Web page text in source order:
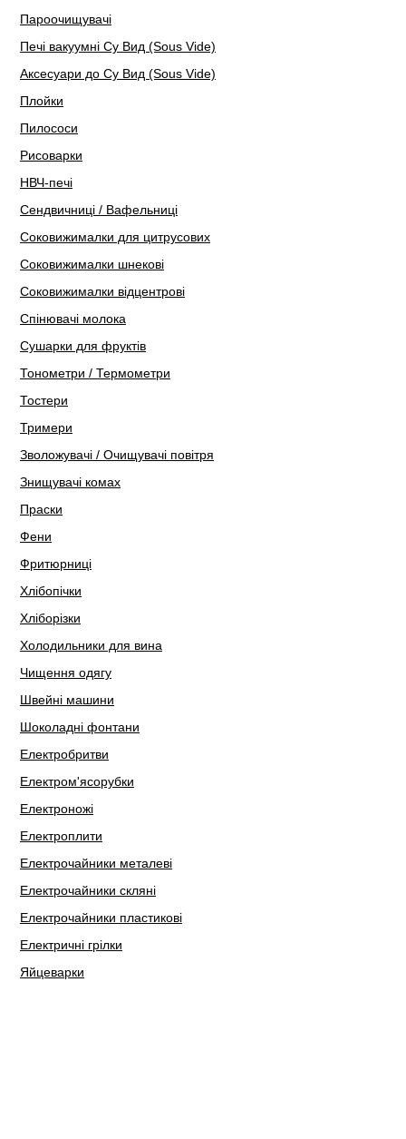
Пароочищувачі
Печі вакуумні Су Вид (Sous Vide)
Аксесуари до Су Вид (Sous Vide)
Плойки
Пилососи
Рисоварки
НВЧ-печі
Сендвичниці / Вафельниці
Соковижималки для цитрусових
Соковижималки шнекові
Соковижималки відцентрові
Спінювачі молока
Сушарки для фруктів
Тонометри / Термометри
Тостери
Тримери
Зволожувачі / Очищувачі повітря
Знищувачі комах
Праски
Фени
Фритюрниці
Хлібопічки
Хліборізки
Холодильники для вина
Чищення одягу
Швейні машини
Шоколадні фонтани
Електробритви
Електром'ясорубки
Електроножі
Електроплити
Електрочайники металеві
Електрочайники скляні
Електрочайники пластикові
Електричні грілки
Яйцеварки